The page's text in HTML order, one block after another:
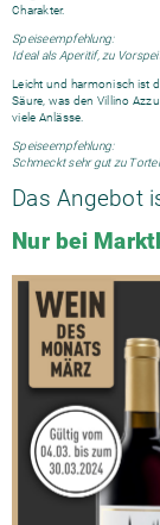
Charakter.
Speiseempfehlung:
Ideal als Aperitif, zu
Leicht und harmonisch ist
Säure, was den Villino
viele Anlässe.
Speiseempfehlung:
Schmeckt sehr gut zu
Das Angebot
Nur bei